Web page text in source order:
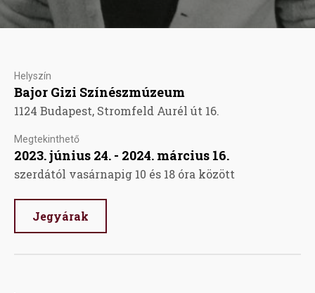
Helyszín
Bajor Gizi Színészmúzeum
1124 Budapest, Stromfeld Aurél út 16.
Megtekinthető
2023. június 24. - 2024. március 16.
szerdától vasárnapig 10 és 18 óra között
Jegyárak